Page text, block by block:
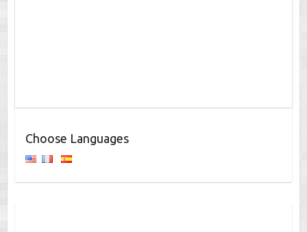
Choose Languages